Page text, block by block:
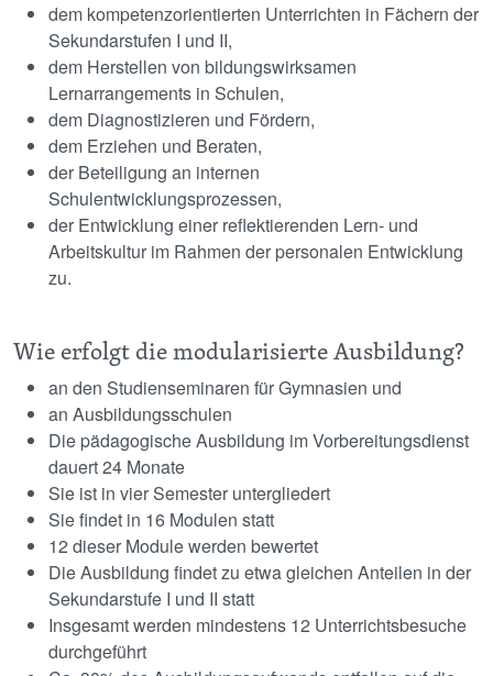
dem kompetenzorientierten Unterrichten in Fächern der
Sekundarstufen I und II,
dem Herstellen von bildungswirksamen
Lernarrangements in Schulen,
dem Diagnostizieren und Fördern,
dem Erziehen und Beraten,
der Beteiligung an internen
Schulentwicklungsprozessen,
der Entwicklung einer reflektierenden Lern- und
Arbeitskultur im Rahmen der personalen Entwicklung
zu.
Wie erfolgt die modularisierte Ausbildung?
an den Studienseminaren für Gymnasien und
an Ausbildungsschulen
Die pädagogische Ausbildung im Vorbereitungsdienst
dauert 24 Monate
Sie ist in vier Semester untergliedert
Sie findet in 16 Modulen statt
12 dieser Module werden bewertet
Die Ausbildung findet zu etwa gleichen Anteilen in der
Sekundarstufe I und II statt
Insgesamt werden mindestens 12 Unterrichtsbesuche
durchgeführt